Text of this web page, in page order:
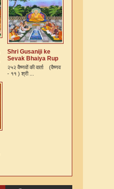
Shri Gusaniji ke
Sevak Bhaiya Rup
Murari Kshatriya Ki
Varta
२५२ वैष्णवों की वार्ता (वैष्णव
- ११ ) श्री ...